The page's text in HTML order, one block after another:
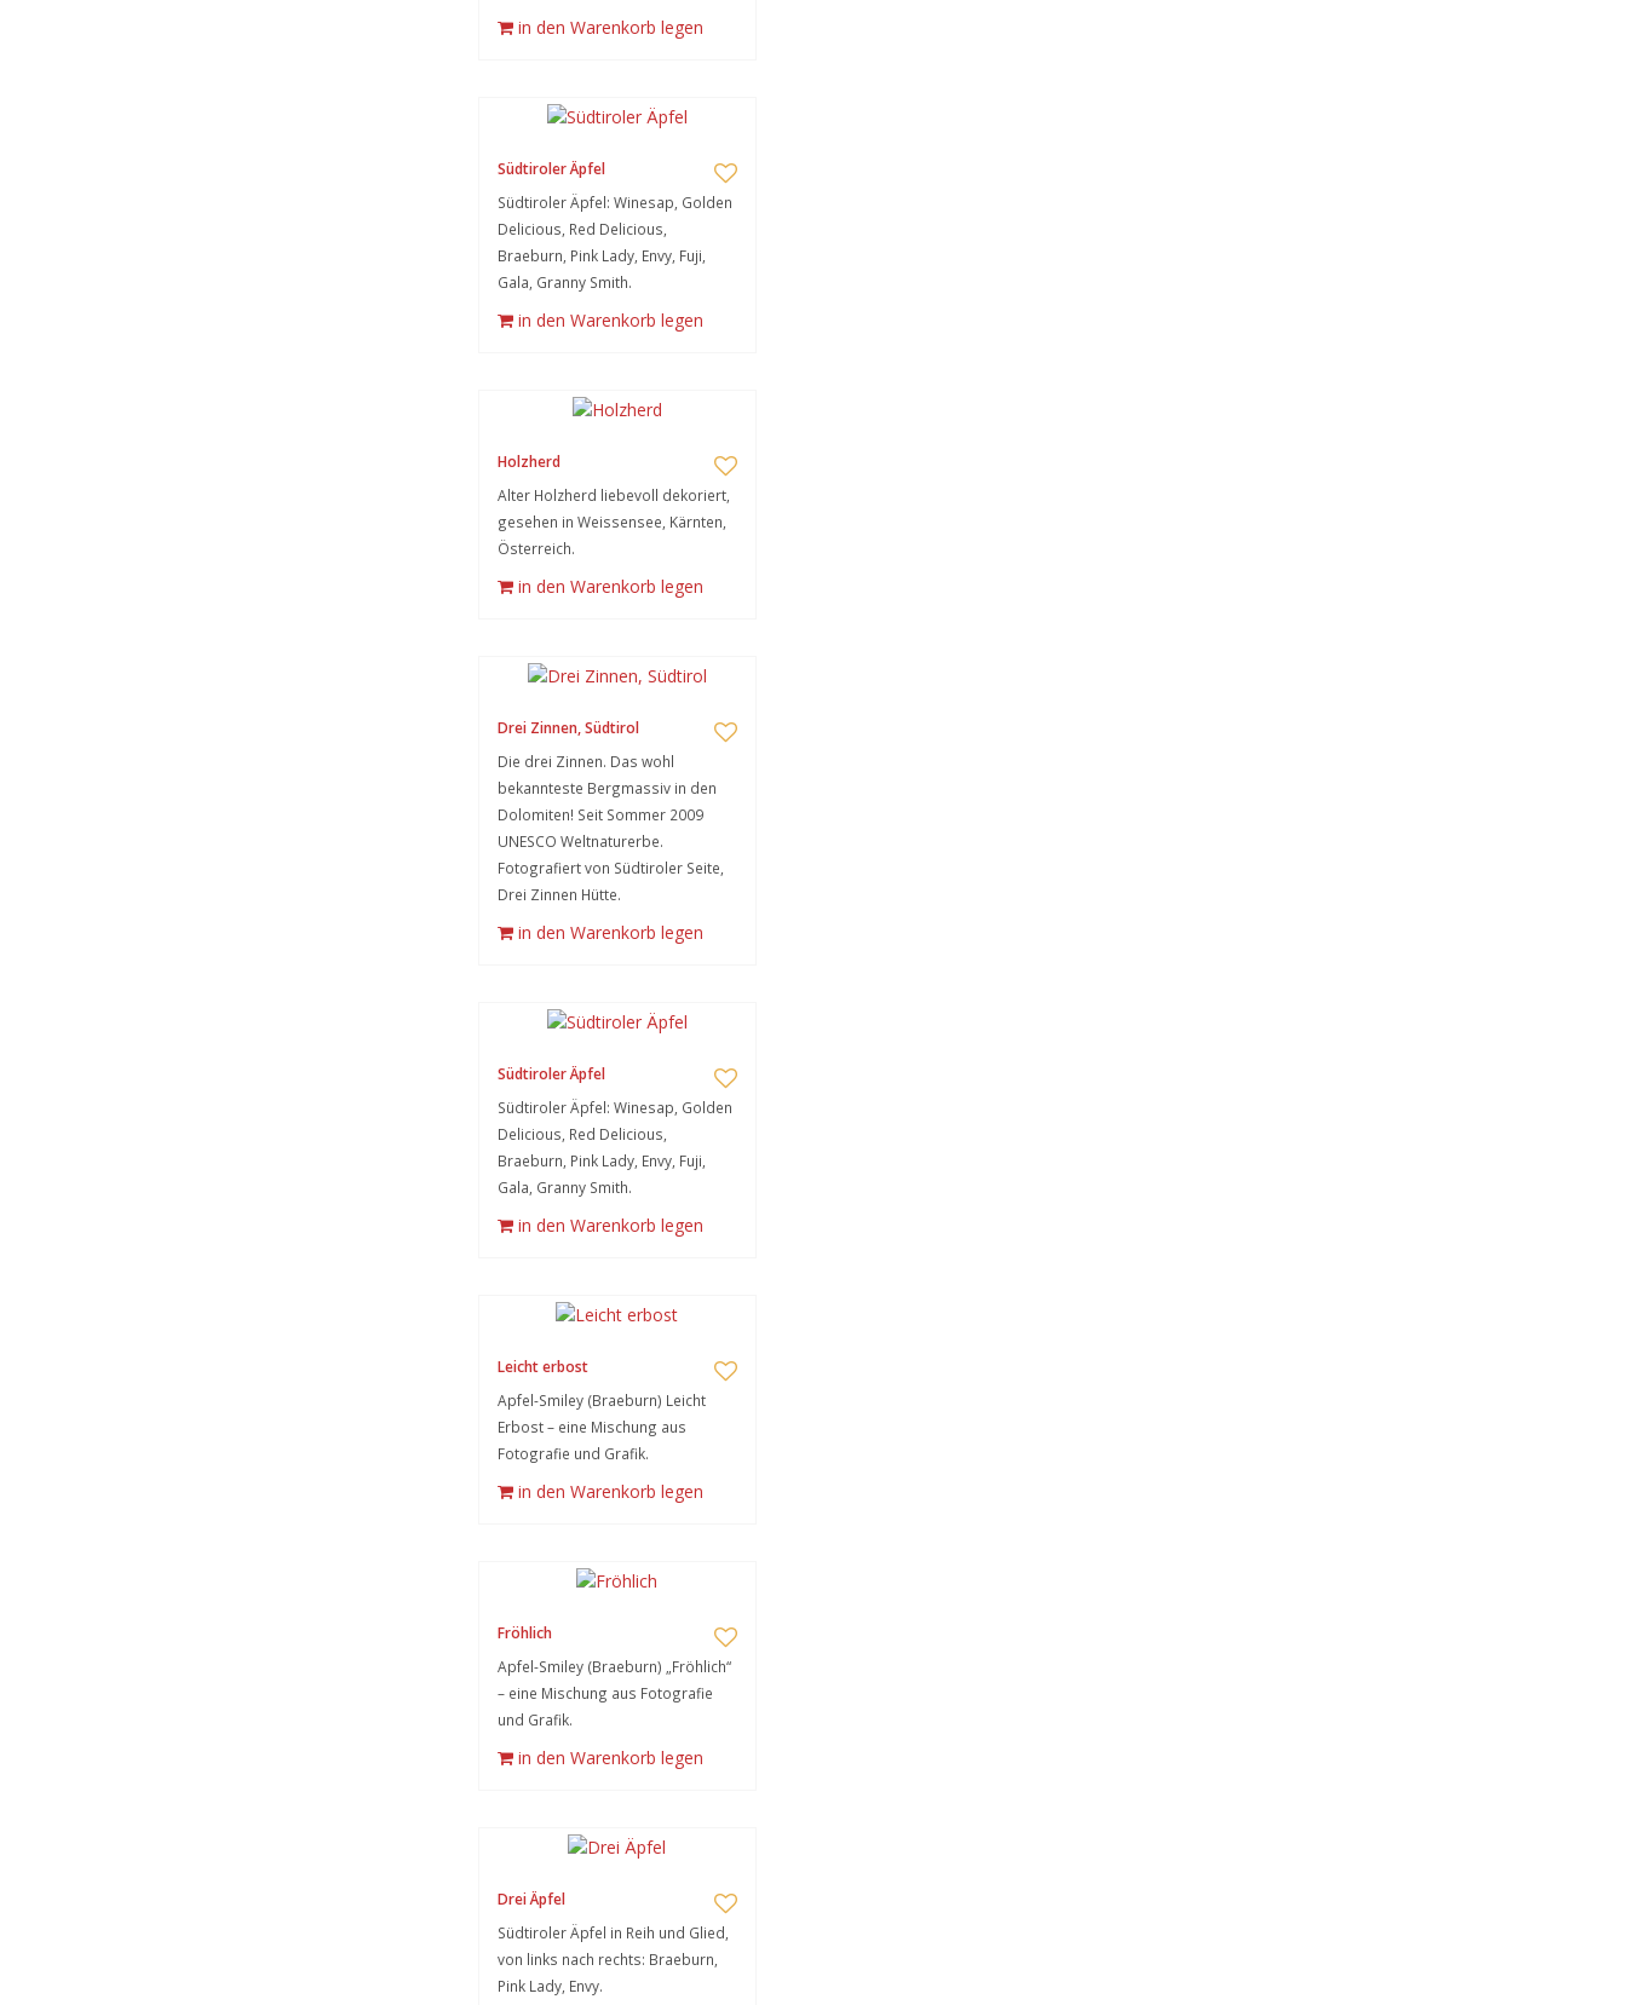
in den Warenkorb legen
Südtiroler Äpfel
Südtiroler Äpfel: Winesap, Golden
Delicious, Red Delicious,
Braeburn, Pink Lady, Envy, Fuji,
Gala, Granny Smith.
in den Warenkorb legen
Holzherd
Alter Holzherd liebevoll dekoriert,
gesehen in Weissensee, Kärnten,
Österreich.
in den Warenkorb legen
Drei Zinnen, Südtirol
Die drei Zinnen. Das wohl
bekannteste Bergmassiv in den
Dolomiten! Seit Sommer 2009
UNESCO Weltnaturerbe.
Fotografiert von Südtiroler Seite,
Drei Zinnen Hütte.
in den Warenkorb legen
Südtiroler Äpfel
Südtiroler Äpfel: Winesap, Golden
Delicious, Red Delicious,
Braeburn, Pink Lady, Envy, Fuji,
Gala, Granny Smith.
in den Warenkorb legen
Leicht erbost
Apfel-Smiley (Braeburn) Leicht
Erbost – eine Mischung aus
Fotografie und Grafik.
in den Warenkorb legen
Fröhlich
Apfel-Smiley (Braeburn) „Fröhlich“
– eine Mischung aus Fotografie
und Grafik.
in den Warenkorb legen
Drei Äpfel
Südtiroler Äpfel in Reih und Glied,
von links nach rechts: Braeburn,
Pink Lady, Envy.